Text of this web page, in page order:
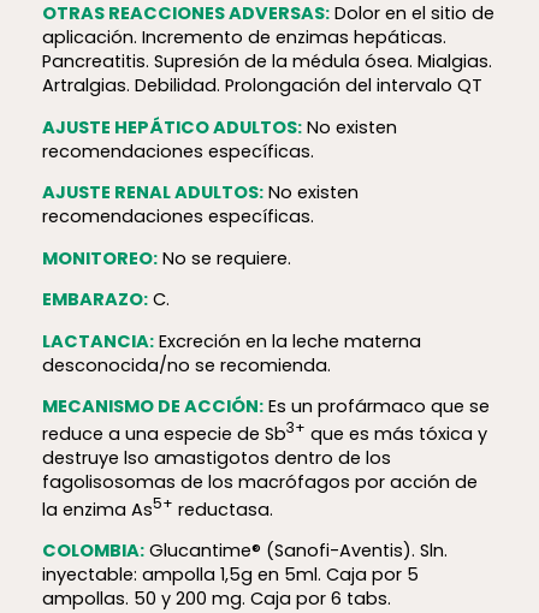
OTRAS REACCIONES ADVERSAS:Dolor en el sitio de
aplicación. Incremento de enzimas hepáticas.
Pancreatitis. Supresión de la médula ósea. Mialgias.
Artralgias. Debilidad. Prolongación del intervalo QT
AJUSTE HEPÁTICO ADULTOS:No existen
recomendaciones específicas.
AJUSTE RENAL ADULTOS:No existen
recomendaciones específicas.
MONITOREO:No se requiere.
EMBARAZO:C.
LACTANCIA:Excreción en la leche materna
desconocida/no se recomienda.
MECANISMO DE ACCIÓN:Es un profármaco que se
reduce a una especie de Sb3+ que es más tóxica y
destruye lso amastigotos dentro de los
fagolisosomas de los macrófagos por acción de
la enzima As5+ reductasa.
COLOMBIA:Glucantime® (Sanofi-Aventis). Sln.
inyectable: ampolla 1,5g en 5ml. Caja por 5
ampollas. 50 y 200 mg. Caja por 6 tabs.